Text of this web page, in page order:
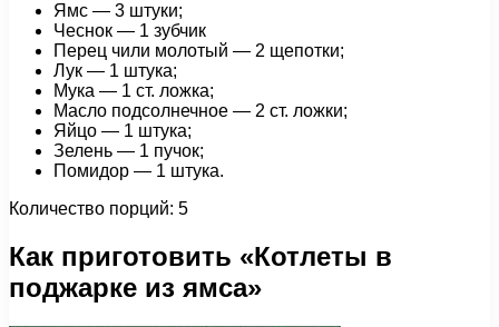
Ямс — 3 штуки;
Чеснок — 1 зубчик
Перец чили молотый — 2 щепотки;
Лук — 1 штука;
Мука — 1 ст. ложка;
Масло подсолнечное — 2 ст. ложки;
Яйцо — 1 штука;
Зелень — 1 пучок;
Помидор — 1 штука.
Количество порций: 5
Как приготовить «Котлеты в
поджарке из ямса»